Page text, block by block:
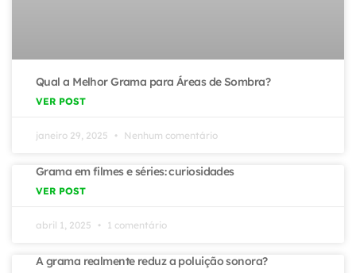
Qual a Melhor Grama para Áreas de Sombra?
VER POST
janeiro 29, 2025 Nenhum comentário
Grama em filmes e séries: curiosidades
VER POST
abril 1, 2025 1 comentário
A grama realmente reduz a poluição sonora?